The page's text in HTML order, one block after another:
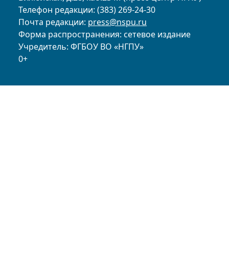
Телефон редакции: (383) 269-24-30
Почта редакции: press@nspu.ru
Форма распространения: сетевое издание
Учредитель: ФГБОУ ВО «НГПУ»
0+